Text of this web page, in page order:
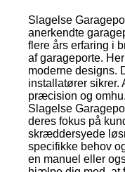
Slagelse
anerkendte
flere års erfaring i
af garageporte.
moderne designs.
installatører sikrer.
præcision og
Slagelse
deres fokus på
skræddersyede
specifikke behov
en manuel eller